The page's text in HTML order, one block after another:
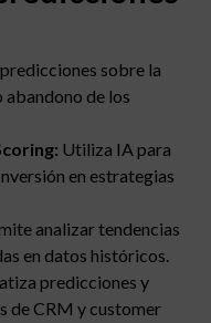
sobre la
de los
Utiliza IA para
en estrategias
analizar tendencias
en datos históricos.
predicciones y
de CRM y customer